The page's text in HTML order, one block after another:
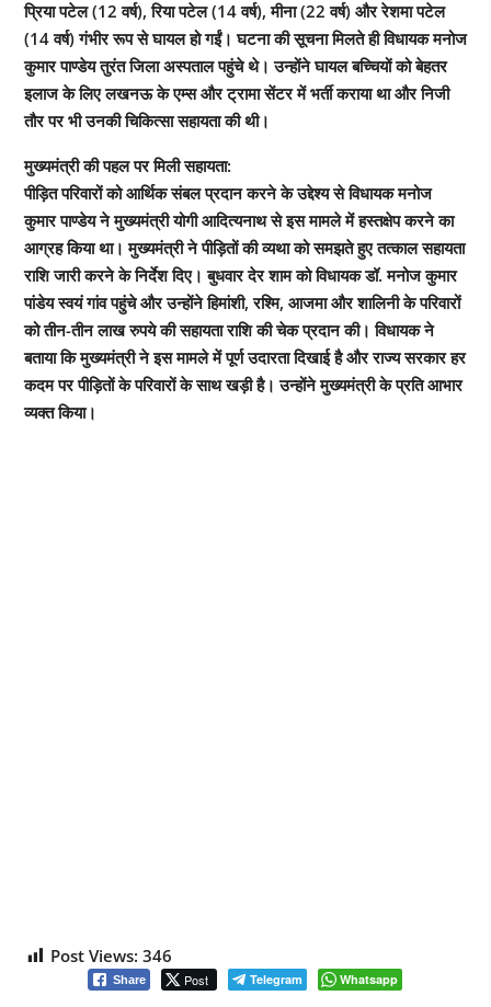
प्रिया पटेल (12 वर्ष), रिया पटेल (14 वर्ष), मीना (22 वर्ष) और रेशमा पटेल
(14 वर्ष) गंभीर रूप से घायल हो गईं। घटना की सूचना मिलते ही विधायक मनोज
कुमार पाण्डेय तुरंत जिला अस्पताल पहुंचे थे। उन्होंने घायल बच्चियों को बेहतर
इलाज के लिए लखनऊ के एम्स और ट्रामा सेंटर में भर्ती कराया था और निजी
तौर पर भी उनकी चिकित्सा सहायता की थी।
मुख्यमंत्री की पहल पर मिली सहायता:
पीड़ित परिवारों को आर्थिक संबल प्रदान करने के उद्देश्य से विधायक मनोज
कुमार पाण्डेय ने मुख्यमंत्री योगी आदित्यनाथ से इस मामले में हस्तक्षेप करने का
आग्रह किया था। मुख्यमंत्री ने पीड़ितों की व्यथा को समझते हुए तत्काल सहायता
राशि जारी करने के निर्देश दिए। बुधवार देर शाम को विधायक डॉ. मनोज कुमार
पांडेय स्वयं गांव पहुंचे और उन्होंने हिमांशी, रश्मि, आजमा और शालिनी के परिवारों
को तीन-तीन लाख रुपये की सहायता राशि की चेक प्रदान की। विधायक ने
बताया कि मुख्यमंत्री ने इस मामले में पूर्ण उदारता दिखाई है और राज्य सरकार हर
कदम पर पीड़ितों के परिवारों के साथ खड़ी है। उन्होंने मुख्यमंत्री के प्रति आभार
व्यक्त किया।
Post Views: 346
Share Post Telegram Whatsapp